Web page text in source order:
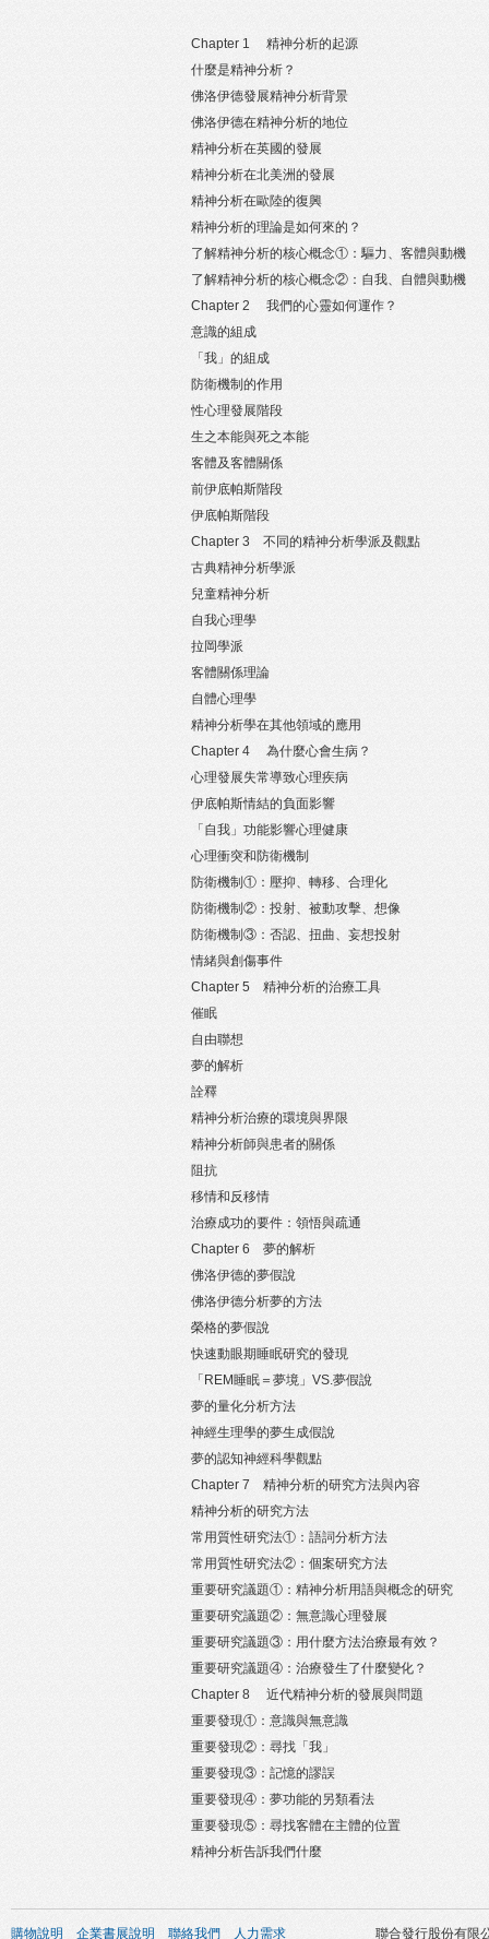
Chapter 1 精神分析的起源
什麼是精神分析？
佛洛伊德發展精神分析背景
佛洛伊德在精神分析的地位
精神分析在英國的發展
精神分析在北美洲的發展
精神分析在歐陸的復興
精神分析的理論是如何來的？
了解精神分析的核心概念①：驅力、客體與動機
了解精神分析的核心概念②：自我、自體與動機
Chapter 2 我們的心靈如何運作？
意識的組成
「我」的組成
防衛機制的作用
性心理發展階段
生之本能與死之本能
客體及客體關係
前伊底帕斯階段
伊底帕斯階段
Chapter 3 不同的精神分析學派及觀點
古典精神分析學派
兒童精神分析
自我心理學
拉岡學派
客體關係理論
自體心理學
精神分析學在其他領域的應用
Chapter 4 為什麼心會生病？
心理發展失常導致心理疾病
伊底帕斯情結的負面影響
「自我」功能影響心理健康
心理衝突和防衛機制
防衛機制①：壓抑、轉移、合理化
防衛機制②：投射、被動攻擊、想像
防衛機制③：否認、扭曲、妄想投射
情緒與創傷事件
Chapter 5 精神分析的治療工具
催眠
自由聯想
夢的解析
詮釋
精神分析治療的環境與界限
精神分析師與患者的關係
阻抗
移情和反移情
治療成功的要件：領悟與疏通
Chapter 6 夢的解析
佛洛伊德的夢假說
佛洛伊德分析夢的方法
榮格的夢假說
快速動眼期睡眠研究的發現
「REM睡眠＝夢境」VS.夢假說
夢的量化分析方法
神經生理學的夢生成假說
夢的認知神經科學觀點
Chapter 7 精神分析的研究方法與內容
精神分析的研究方法
常用質性研究法①：語詞分析方法
常用質性研究法②：個案研究方法
重要研究議題①：精神分析用語與概念的研究
重要研究議題②：無意識心理發展
重要研究議題③：用什麼方法治療最有效？
重要研究議題④：治療發生了什麼變化？
Chapter 8 近代精神分析的發展與問題
重要發現①：意識與無意識
重要發現②：尋找「我」
重要發現③：記憶的謬誤
重要發現④：夢功能的另類看法
重要發現⑤：尋找客體在主體的位置
精神分析告訴我們什麼
購物說明 企業書展說明 聯絡我們 人力需求 聯合發行股份有限